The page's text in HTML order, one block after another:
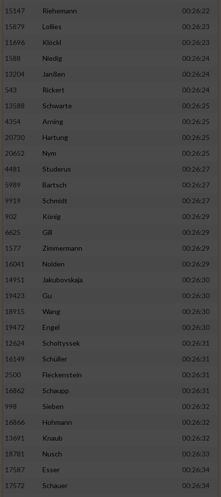
15147
Riehemann
00:26:22
15879
Lollies
00:26:23
11696
Klöckl
00:26:23
1588
Niedig
00:26:24
13204
Janßen
00:26:24
543
Rickert
00:26:24
13588
Schwarte
00:26:25
4354
Arning
00:26:25
20730
Hartung
00:26:25
20652
Nym
00:26:25
4481
Studerus
00:26:27
5989
Bartsch
00:26:27
9919
Schmidt
00:26:27
902
König
00:26:29
6625
Gill
00:26:29
1577
Zimmermann
00:26:29
16041
Nolden
00:26:29
14951
Jakubovskaja
00:26:30
19423
Gu
00:26:30
18915
Wang
00:26:30
19472
Engel
00:26:30
12624
Scholtyssek
00:26:31
16149
Schüller
00:26:31
2500
Fleckenstein
00:26:31
16862
Schaupp
00:26:31
998
Sieben
00:26:32
16866
Hohmann
00:26:32
13691
Knaub
00:26:32
18781
Nusch
00:26:33
17587
Esser
00:26:34
17572
Schauer 00:26:34